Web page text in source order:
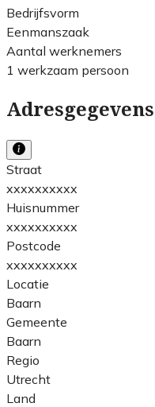
Bedrijfsvorm
Eenmanszaak
Aantal werknemers
1 werkzaam persoon
Adresgegevens
Straat
xxxxxxxxxx
Huisnummer
xxxxxxxxxx
Postcode
xxxxxxxxxx
Locatie
Baarn
Gemeente
Baarn
Regio
Utrecht
Land